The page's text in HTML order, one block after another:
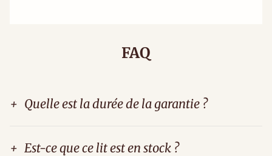
FAQ
+ Quelle est la durée de la garantie ?
+ Est-ce que ce lit est en stock ?